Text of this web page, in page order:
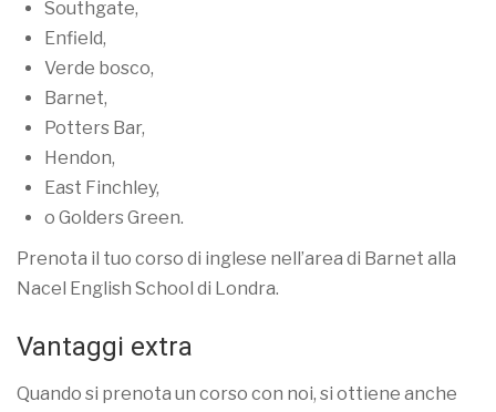
Southgate,
Enfield,
Verde bosco,
Barnet,
Potters Bar,
Hendon,
East Finchley,
o Golders Green.
Prenota il tuo corso di inglese nell’area di Barnet alla
Nacel English School di Londra.
Vantaggi extra
Quando si prenota un corso con noi, si ottiene anche